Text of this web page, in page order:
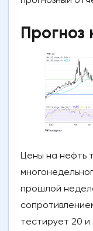
Прогноз
Цены на нефть
прошлой
тестирует 20 и